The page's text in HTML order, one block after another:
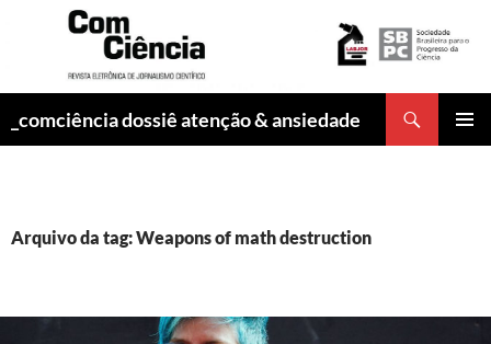
_comciência dossiê atenção & ansiedade
Arquivo da tag: Weapons of math destruction